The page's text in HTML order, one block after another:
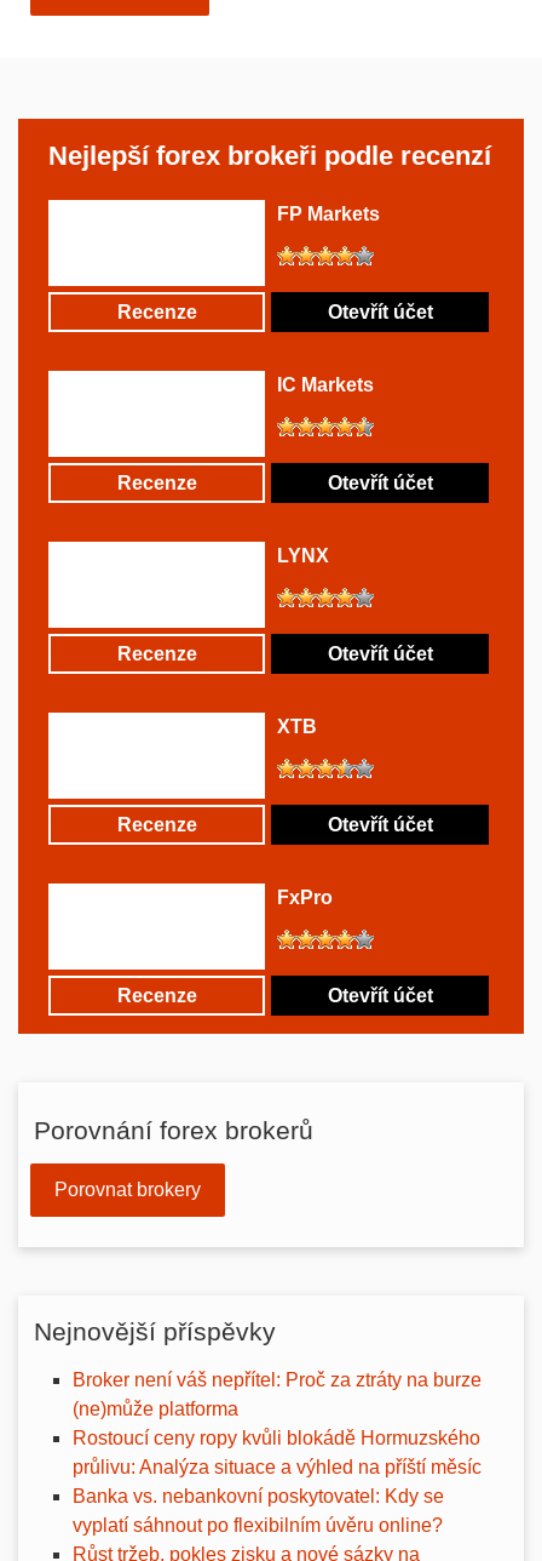
Nejlepší forex brokeři podle recenzí
FP Markets
Recenze Otevřít účet
IC Markets
Recenze Otevřít účet
LYNX
Recenze Otevřít účet
XTB
Recenze Otevřít účet
FxPro
Recenze Otevřít účet
Porovnání forex brokerů
Porovnat brokery
Nejnovější příspěvky
Broker není váš nepřítel: Proč za ztráty na burze
(ne)může platforma
Rostoucí ceny ropy kvůli blokádě Hormuzského
průlivu: Analýza situace a výhled na příští měsíc
Banka vs. nebankovní poskytovatel: Kdy se
vyplatí sáhnout po flexibilním úvěru online?
Růst tržeb, pokles zisku a nové sázky na